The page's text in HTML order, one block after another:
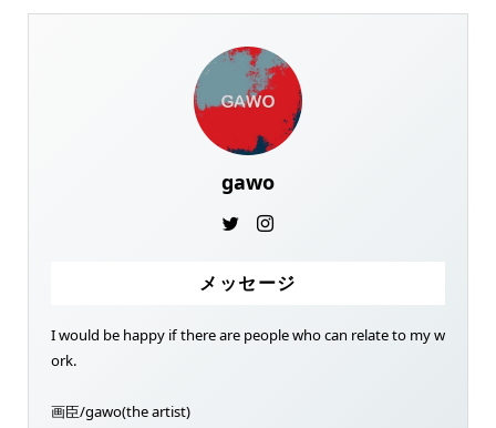
gawo
メッセージ
I would be happy if there are people who can relate to my w
ork.
画臣/gawo(the artist)